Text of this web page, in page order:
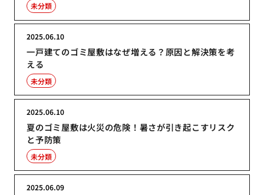
未分類
一戸建てのゴミ屋敷はなぜ増える？原因と解決策を考
える
2025.06.10
未分類
夏のゴミ屋敷は火災の危険！暑さが引き起こすリスク
と予防策
2025.06.10
未分類
2025.06.09